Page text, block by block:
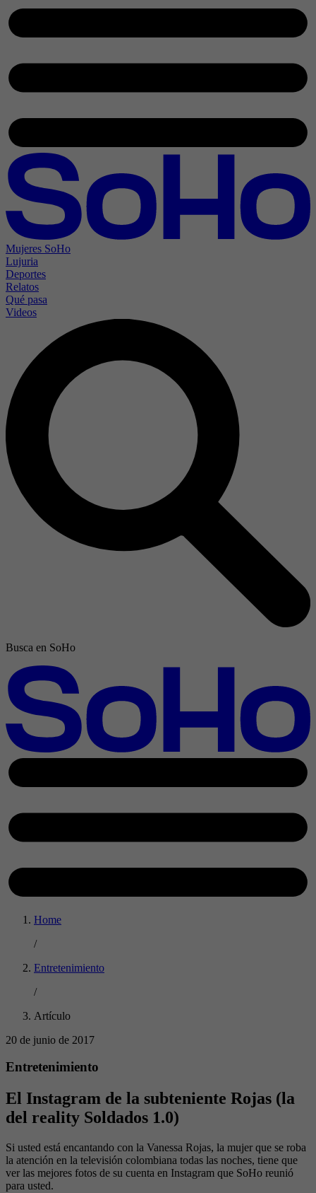
Mujeres SoHo
Lujuria
Deportes
Relatos
Qué pasa
Videos
Busca en SoHo
Home
/
Entretenimiento
/
Artículo
20 de junio de 2017
Entretenimiento
El Instagram de la subteniente Rojas (la
del reality Soldados 1.0)
Si usted está encantando con la Vanessa Rojas, la mujer que se roba
la atención en la televisión colombiana todas las noches, tiene que
ver las mejores fotos de su cuenta en Instagram que SoHo reunió
para usted.